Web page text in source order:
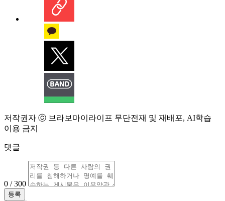
저작권자 ⓒ 브라보마이라이프 무단전재 및 재배포, AI학습
이용 금지
댓글
0 / 300